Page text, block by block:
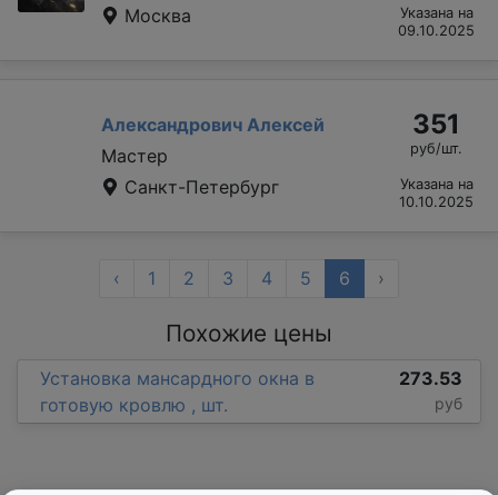
Москва
Указана на
09.10.2025
Александрович Алексей
Мастер
Санкт-Петербург
351
руб/шт.
Указана на
10.10.2025
‹ 1 2 3 4 5 6 ›
Похожие цены
Установка мансардного окна в
готовую кровлю , шт.
273.53
руб